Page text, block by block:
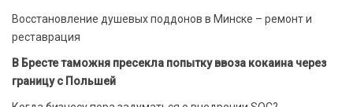
Восстановление душевых поддонов в Минске – ремонт и
реставрация
В Бресте таможня пресекла попытку ввоза кокаина через
границу с Польшей